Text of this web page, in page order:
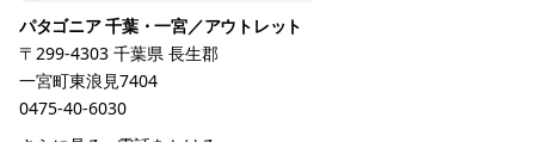
パタゴニア 千葉・一宮／アウトレット
〒299-4303 千葉県 長生郡
一宮町東浪見7404
0475-40-6030